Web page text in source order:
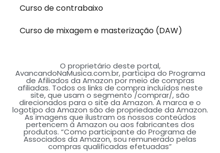
Curso de contrabaixo
Curso de mixagem e masterização (DAW)
O proprietário deste portal,
AvancandoNaMusica.com.br, participa do Programa
de Afiliados da Amazon por meio de compras
afiliadas. Todos os links de compra incluídos neste
site, que usam o segmento /comprar/, são
direcionados para o site da Amazon. A marca e o
logotipo da Amazon são de propriedade da Amazon.
As imagens que ilustram os nossos conteúdos
pertencem à Amazon ou aos fabricantes dos
produtos. “Como participante do Programa de
Associados da Amazon, sou remunerado pelas
compras qualificadas efetuadas”